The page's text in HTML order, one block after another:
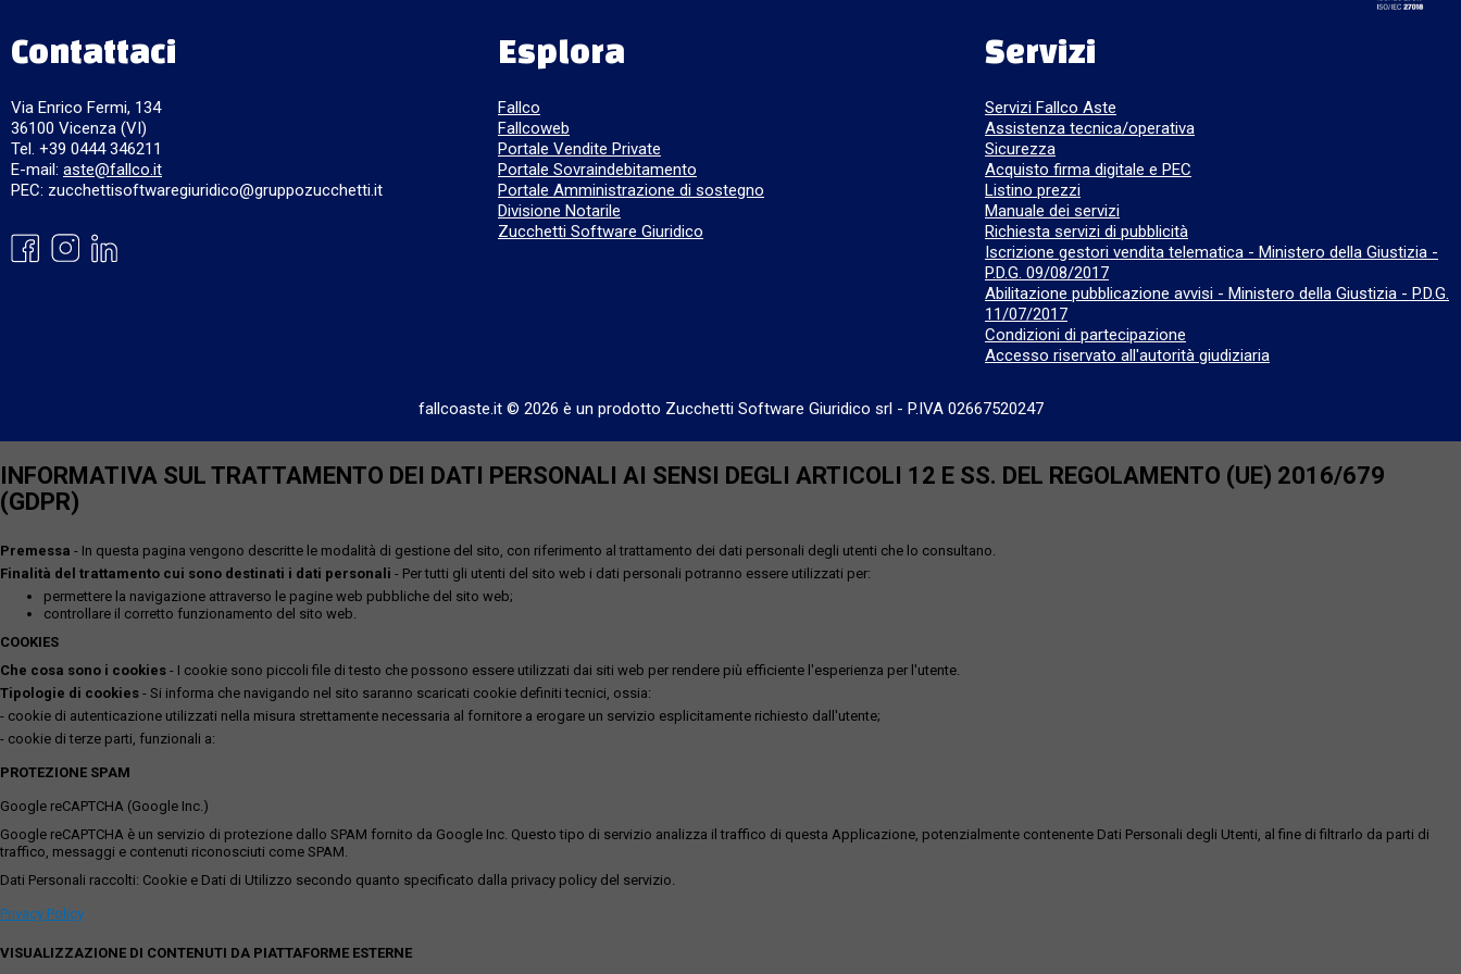
Contattaci
Via Enrico Fermi, 134
36100 Vicenza (VI)
Tel. +39 0444 346211
E-mail: aste@fallco.it
PEC: zucchettisoftwaregiuridico@gruppozucchetti.it
Esplora
Fallco
Fallcoweb
Portale Vendite Private
Portale Sovraindebitamento
Portale Amministrazione di sostegno
Divisione Notarile
Zucchetti Software Giuridico
Servizi
Servizi Fallco Aste
Assistenza tecnica/operativa
Sicurezza
Acquisto firma digitale e PEC
Listino prezzi
Manuale dei servizi
Richiesta servizi di pubblicità
Iscrizione gestori vendita telematica - Ministero della Giustizia -
P.D.G. 09/08/2017
Abilitazione pubblicazione avvisi - Ministero della Giustizia - P.D.G.
11/07/2017
Condizioni di partecipazione
Accesso riservato all'autorità giudiziaria
fallcoaste.it © 2026 è un prodotto Zucchetti Software Giuridico srl - P.IVA 02667520247
INFORMATIVA SUL TRATTAMENTO DEI DATI PERSONALI AI SENSI DEGLI ARTICOLI 12 E SS. DEL REGOLAMENTO (UE) 2016/679
(GDPR)
Premessa - In questa pagina vengono descritte le modalità di gestione del sito, con riferimento al trattamento dei dati personali degli utenti che lo consultano.
Finalità del trattamento cui sono destinati i dati personali - Per tutti gli utenti del sito web i dati personali potranno essere utilizzati per:
permettere la navigazione attraverso le pagine web pubbliche del sito web;
controllare il corretto funzionamento del sito web.
COOKIES
Che cosa sono i cookies - I cookie sono piccoli file di testo che possono essere utilizzati dai siti web per rendere più efficiente l'esperienza per l'utente.
Tipologie di cookies - Si informa che navigando nel sito saranno scaricati cookie definiti tecnici, ossia:
- cookie di autenticazione utilizzati nella misura strettamente necessaria al fornitore a erogare un servizio esplicitamente richiesto dall'utente;
- cookie di terze parti, funzionali a:
PROTEZIONE SPAM
Google reCAPTCHA (Google Inc.)
Google reCAPTCHA è un servizio di protezione dallo SPAM fornito da Google Inc. Questo tipo di servizio analizza il traffico di questa Applicazione, potenzialmente contenente Dati Personali degli Utenti, al fine di filtrarlo da parti di
traffico, messaggi e contenuti riconosciuti come SPAM.
Dati Personali raccolti: Cookie e Dati di Utilizzo secondo quanto specificato dalla privacy policy del servizio.
Privacy Policy
VISUALIZZAZIONE DI CONTENUTI DA PIATTAFORME ESTERNE